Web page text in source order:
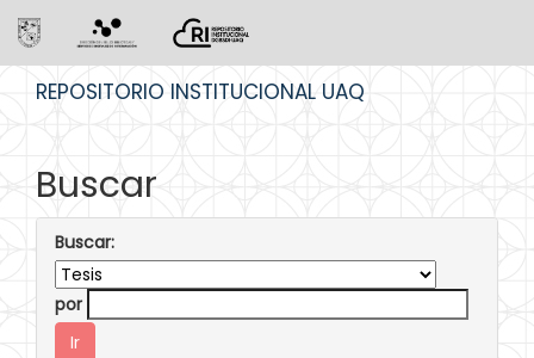
REPOSITORIO INSTITUCIONAL UAQ
Buscar
Buscar:
por